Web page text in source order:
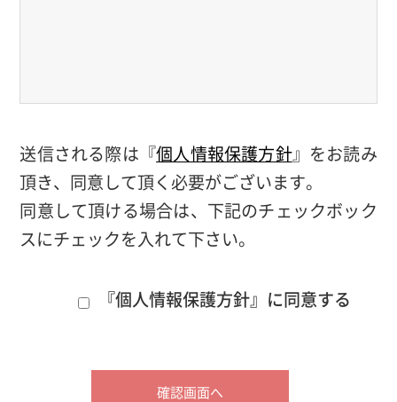
送信される際は『個人情報保護方針』をお読み
頂き、同意して頂く必要がございます。
同意して頂ける場合は、下記のチェックボック
スにチェックを入れて下さい。
『個人情報保護方針』に同意する